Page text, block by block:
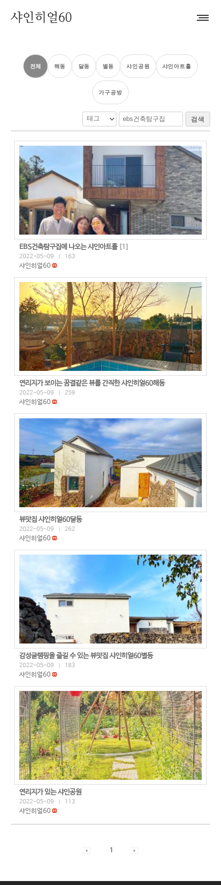
전체 해동 달동 별동 샤인공원 샤인아트홀
가구공방
검색
EBS건축탐구집에 나오는 샤인아트홀[1]
2022-05-09 163
샤인히얼60
연리지가 보이는 꿈결같은 뷰를 간직한 샤인히얼60해동
2022-05-09 259
샤인히얼60
뷰맛집 샤인히얼60달동
2022-05-09 262
샤인히얼60
감성글램핑을 즐길 수 있는 뷰맛집 샤인히얼60별동
2022-05-09 183
샤인히얼60
연리지가 있는 샤인공원
2022-05-09 113
샤인히얼60
1